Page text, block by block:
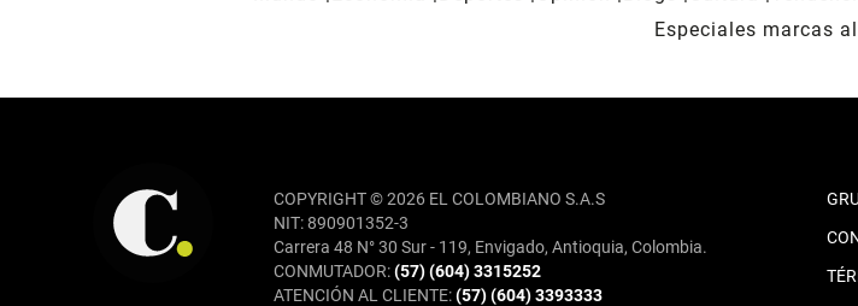
Especiales marcas
COPYRIGHT © 2026 EL COLOMBIANO S.A.S
NIT: 890901352-3
Carrera 48 N° 30 Sur - 119, Envigado, Antioquia, Colombia.
CONMUTADOR:(57) (604) 3315252
ATENCIÓN AL CLIENTE:(57) (604) 3393333